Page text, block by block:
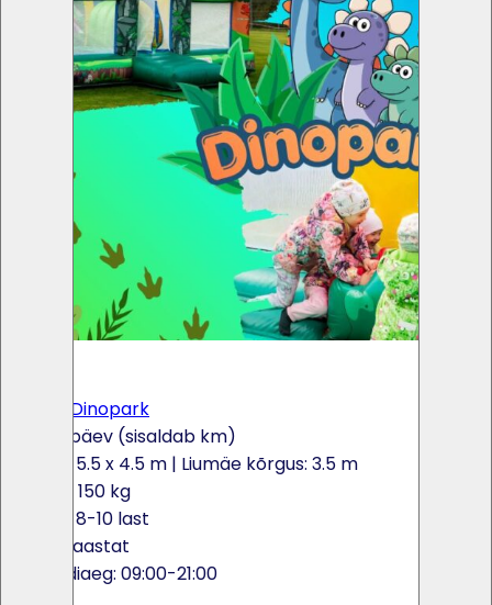
Batuut Dinopark
165€ / päev (sisaldab km)
7.5 x 5.5 x 4.5 m | Liumäe kõrgus: 3.5 m
Kaal: 150 kg
Max: 8-10 last
2-13 aastat
Rendiaeg: 09:00-21:00